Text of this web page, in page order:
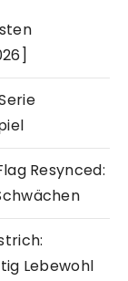
Resynced:
Lebewohl